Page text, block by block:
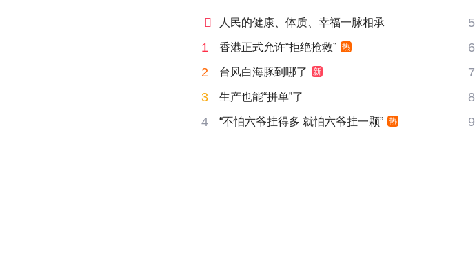
 人民的健康、体质、幸福一脉相承 5
1 香港正式允许“拒绝抢救” 热 6
2 台风白海豚到哪了 新 7
3 生产也能“拼单”了 8
4 “不怕六爷挂得多 就怕六爷挂一颗” 热 9